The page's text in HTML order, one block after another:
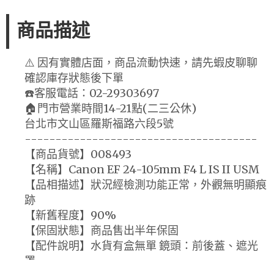
商品描述
⚠️ 因有實體店面，商品流動快速，請先蝦皮聊聊
確認庫存狀態後下單
☎️客服電話：02-29303697
🏠門市營業時間14-21點(二三公休)
台北市文山區羅斯福路六段5號
--------------------------------------
【商品貨號】008493
【名稱】Canon EF 24-105mm F4 L IS II USM
【品相描述】狀況經檢測功能正常，外觀無明顯痕
跡
【新舊程度】90%
【保固狀態】商品售出半年保固
【配件說明】水貨有盒無單 鏡頭：前後蓋、遮光